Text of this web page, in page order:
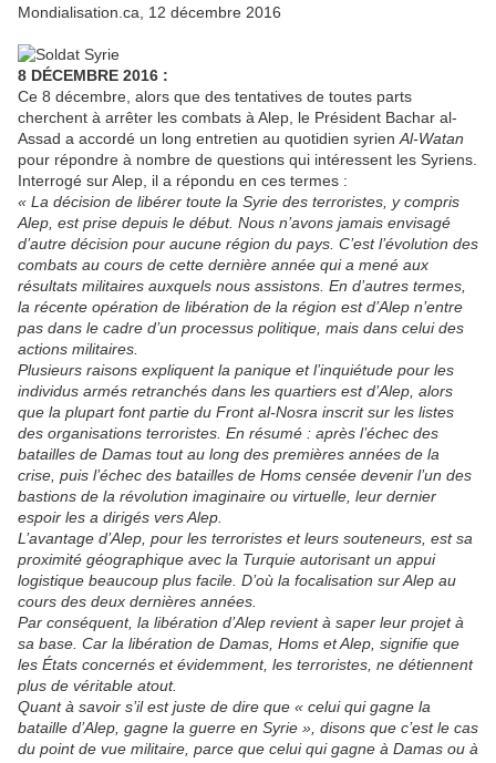
Mondialisation.ca, 12 décembre 2016
8 DÉCEMBRE 2016 :
Ce 8 décembre, alors que des tentatives de toutes parts
cherchent à arrêter les combats à Alep, le Président Bachar al-
Assad a accordé un long entretien au quotidien syrien Al-Watan
pour répondre à nombre de questions qui intéressent les Syriens.
Interrogé sur Alep, il a répondu en ces termes :
« La décision de libérer toute la Syrie des terroristes, y compris
Alep, est prise depuis le début. Nous n’avons jamais envisagé
d’autre décision pour aucune région du pays. C’est l’évolution des
combats au cours de cette dernière année qui a mené aux
résultats militaires auxquels nous assistons. En d’autres termes,
la récente opération de libération de la région est d’Alep n’entre
pas dans le cadre d’un processus politique, mais dans celui des
actions militaires.
Plusieurs raisons expliquent la panique et l’inquiétude pour les
individus armés retranchés dans les quartiers est d’Alep, alors
que la plupart font partie du Front al-Nosra inscrit sur les listes
des organisations terroristes. En résumé : après l’échec des
batailles de Damas tout au long des premières années de la
crise, puis l’échec des batailles de Homs censée devenir l’un des
bastions de la révolution imaginaire ou virtuelle, leur dernier
espoir les a dirigés vers Alep.
L’avantage d’Alep, pour les terroristes et leurs souteneurs, est sa
proximité géographique avec la Turquie autorisant un appui
logistique beaucoup plus facile. D’où la focalisation sur Alep au
cours des deux dernières années.
Par conséquent, la libération d’Alep revient à saper leur projet à
sa base. Car la libération de Damas, Homs et Alep, signifie que
les États concernés et évidemment, les terroristes, ne détiennent
plus de véritable atout.
Quant à savoir s’il est juste de dire que « celui qui gagne la
bataille d’Alep, gagne la guerre en Syrie », disons que c’est le cas
du point de vue militaire, parce que celui qui gagne à Damas ou à